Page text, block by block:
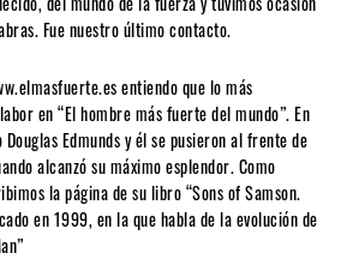
Fue nuestro último contacto.
entiendo que lo más
en “El hombre más fuerte del mundo”. En
Edmunds y él se pusieron al frente de
alcanzó su máximo esplendor. Como
la página de su libro “Sons of Samson.
en 1999, en la que habla de la evolución de